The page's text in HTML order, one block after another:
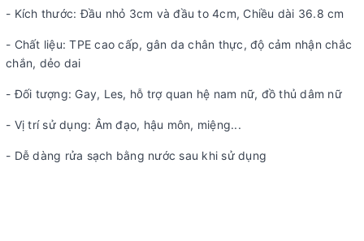
- Kích thước: Đầu nhỏ 3cm và đầu to 4cm, Chiều dài 36.8 cm
- Chất liệu: TPE cao cấp, gân da chân thực, độ cảm nhận chắc
chắn, dẻo dai
- Đối tượng: Gay, Les, hỗ trợ quan hệ nam nữ, đồ thủ dâm nữ
- Vị trí sử dụng: Âm đạo, hậu môn, miệng...
- Dễ dàng rửa sạch bằng nước sau khi sử dụng